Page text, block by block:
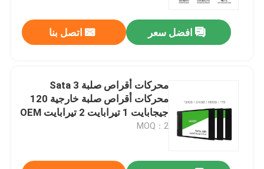
افضل سعر اتصل بنا
محركات أقراص صلبة Sata 3
محركات أقراص صلبة خارجية 120
جيجابايت 1 تيرابايت 2 تيرابايت OEM
MOQ：2